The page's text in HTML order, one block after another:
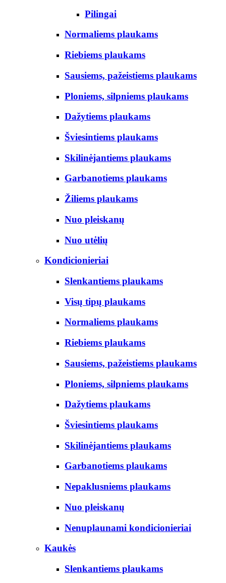
Pilingai
Normaliems plaukams
Riebiems plaukams
Sausiems, pažeistiems plaukams
Ploniems, silpniems plaukams
Dažytiems plaukams
Šviesintiems plaukams
Skilinėjantiems plaukams
Garbanotiems plaukams
Žiliems plaukams
Nuo pleiskanų
Nuo utėlių
Kondicionieriai
Slenkantiems plaukams
Visų tipų plaukams
Normaliems plaukams
Riebiems plaukams
Sausiems, pažeistiems plaukams
Ploniems, silpniems plaukams
Dažytiems plaukams
Šviesintiems plaukams
Skilinėjantiems plaukams
Garbanotiems plaukams
Nepaklusniems plaukams
Nuo pleiskanų
Nenuplaunami kondicionieriai
Kaukės
Slenkantiems plaukams